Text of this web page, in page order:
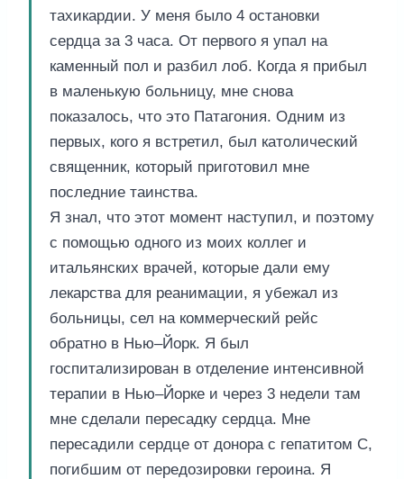
тахикардии. У меня было 4 остановки
сердца за 3 часа. От первого я упал на
каменный пол и разбил лоб. Когда я прибыл
в маленькую больницу, мне снова
показалось, что это Патагония. Одним из
первых, кого я встретил, был католический
священник, который приготовил мне
последние таинства.
Я знал, что этот момент наступил, и поэтому
с помощью одного из моих коллег и
итальянских врачей, которые дали ему
лекарства для реанимации, я убежал из
больницы, сел на коммерческий рейс
обратно в Нью–Йорк. Я был
госпитализирован в отделение интенсивной
терапии в Нью–Йорке и через 3 недели там
мне сделали пересадку сердца. Мне
пересадили сердце от донора с гепатитом С,
погибшим от передозировки героина. Я